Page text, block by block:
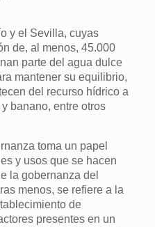
y el Sevilla, cuyas
de, al menos, 45.000
parte del agua dulce
mantener su equilibrio,
del recurso hídrico a
banano, entre otros
toma un papel
y usos que se hacen
la gobernanza del
menos, se refiere a la
de
presentes en un